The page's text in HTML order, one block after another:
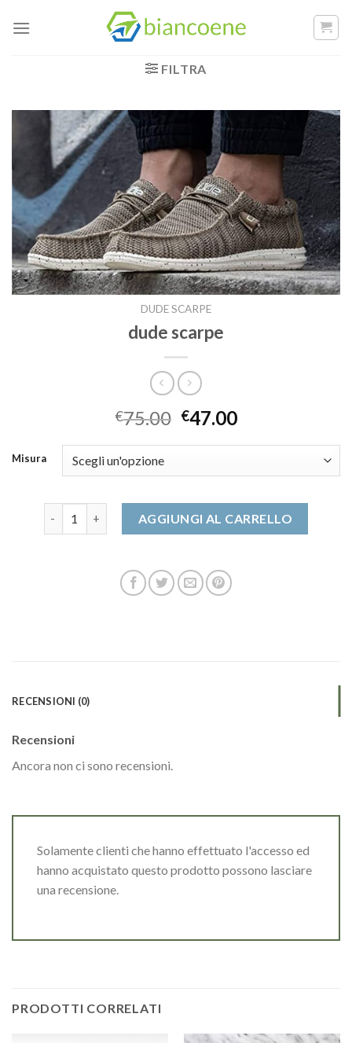
FILTRA
DUDE SCARPE
dude scarpe
€75.00 €47.00
Misura
AGGIUNGI AL CARRELLO
RECENSIONI (0)
Recensioni
Ancora non ci sono recensioni.
Solamente clienti che hanno effettuato l'accesso ed
hanno acquistato questo prodotto possono lasciare
una recensione.
PRODOTTI CORRELATI